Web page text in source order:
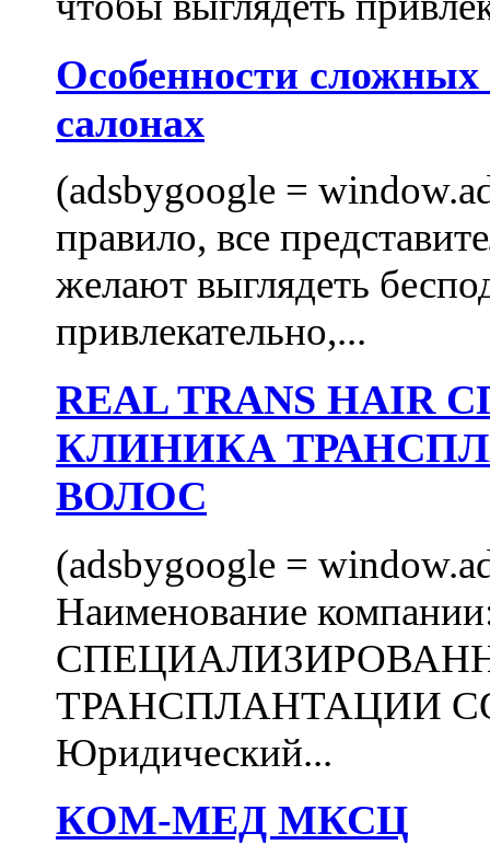
Особенности
салонах
(adsbygoogle =
правило, все
желают выглядеть
привлекательно,...
REAL TRANS
КЛИНИКА
ВОЛОС
(adsbygoogle =
Наименование
ТРАНСПЛАНТАЦИИ
Юридический...
КОМ-МЕД МКСЦ